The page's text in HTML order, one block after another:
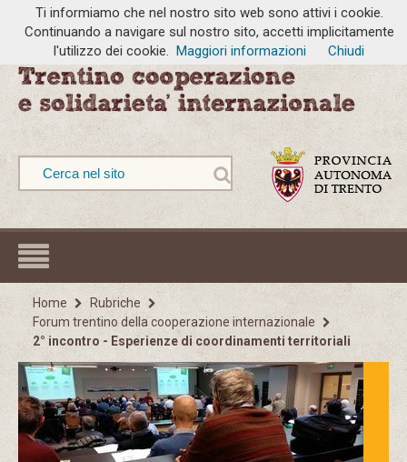
Home
Rubriche
Forum trentino della cooperazione internazionale
2° incontro - Esperienze di coordinamenti territoriali
Ti informiamo che nel nostro sito web sono attivi i cookie.
Continuando a navigare sul nostro sito, accetti implicitamente
l'utilizzo dei cookie. Maggiori informazioni Chiudi